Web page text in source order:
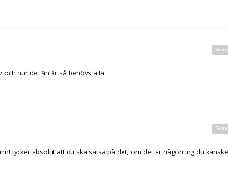
Svara
och hur det än är så behövs alla.
Svara
tycker absolut att du ska satsa på det, om det är någonting du kanske